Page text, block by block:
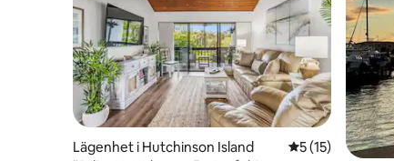
Lägenhet i Hutchinson Island 5 av 5 i
5 (15)